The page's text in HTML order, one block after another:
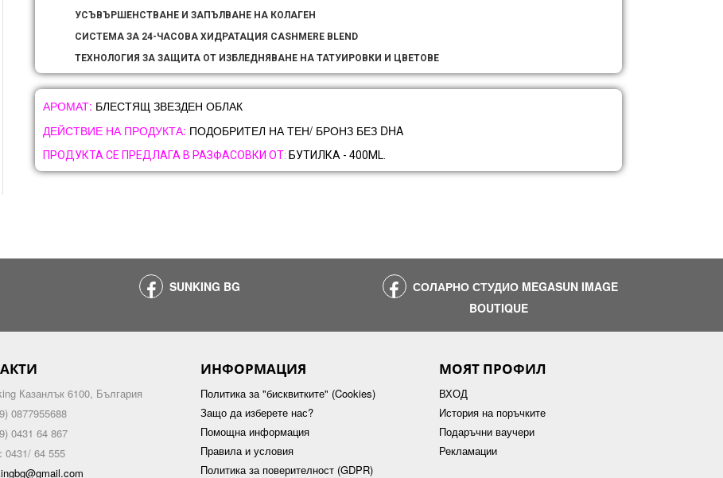
УСЪВЪРШЕНСТВАНЕ И ЗАПЪЛВАНЕ НА КОЛАГЕН
СИСТЕМА ЗА 24-ЧАСОВА ХИДРАТАЦИЯ CASHMERE BLEND
ТЕХНОЛОГИЯ ЗА ЗАЩИТА ОТ ИЗБЛЕДНЯВАНЕ НА ТАТУИРОВКИ И ЦВЕТОВЕ
АРОМАТ: БЛЕСТЯЩ ЗВЕЗДЕН ОБЛАК
ДЕЙСТВИЕ НА ПРОДУКТА: ПОДОБРИТЕЛ НА ТЕН/ БРОНЗ БЕЗ DHA
ПРОДУКТА СЕ ПРЕДЛАГА В РАЗФАСОВКИ ОТ: БУТИЛКА - 400ML.
SUNKING BG
СОЛАРНО СТУДИО MEGASUN IMAGE
BOUTIQUE
Казанлък 6100, България
0877955688
0431 64 867
0431/ 64 555
ИНФОРМАЦИЯ
Политика за "бисквитките" (Cookies)
Защо да изберете нас?
Помощна информация
Правила и условия
Политика за поверителност (GDPR)
МОЯТ ПРОФИЛ
ВХОД
История на поръчките
Подаръчни ваучери
Рекламации